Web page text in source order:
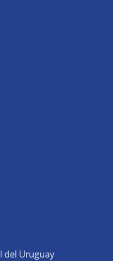
del Uruguay